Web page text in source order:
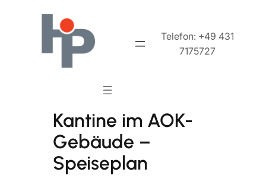
Telefon: +49 431
7175727
Kantine im AOK-
Gebäude –
Speiseplan